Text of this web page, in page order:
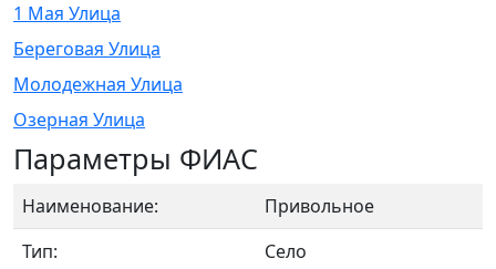
1 Мая Улица
Береговая Улица
Молодежная Улица
Озерная Улица
Параметры ФИАС
Наименование:
Привольное
Тип:
Село